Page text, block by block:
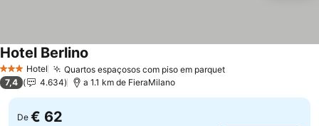
3 EstrelasHotel Quartos espaçosos com piso em parquetVer preços
Hotel Berlino
7,4 4.634 a 1.1 km de FieraMilano
De € 62